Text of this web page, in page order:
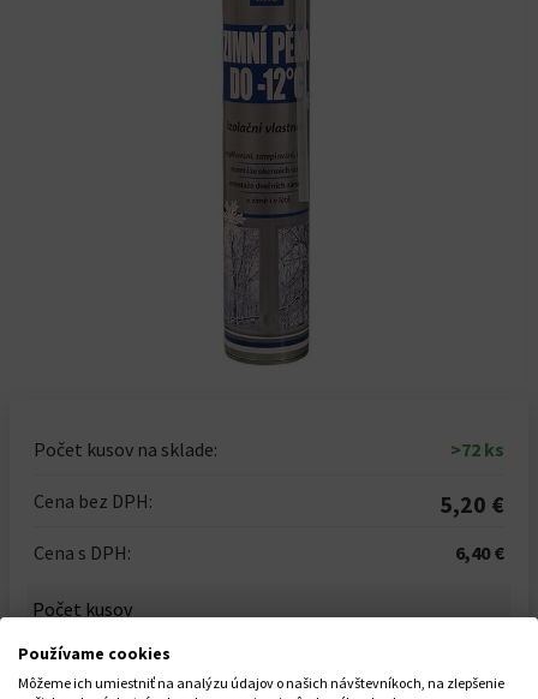
Počet kusov na sklade: >72 ks
Cena bez DPH: 5,20 €
Cena s DPH: 6,40 €
Počet kusov
-
Používame cookies
Môžeme ich umiestniť na analýzu údajov o našich návštevníkoch, na zlepšenie